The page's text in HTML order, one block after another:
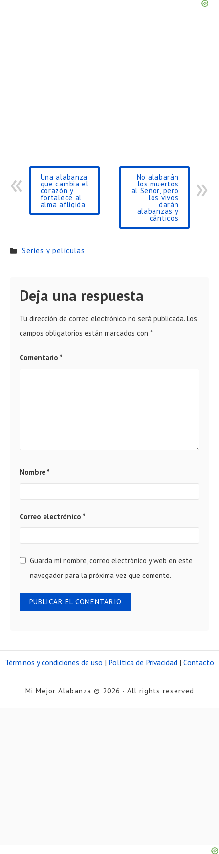
Una alabanza
que cambia el
corazón y
fortalece al
alma afligida
No alabarán
los muertos
al Señor, pero
los vivos
darán
alabanzas y
cánticos
Series y películas
Deja una respuesta
Tu dirección de correo electrónico no será publicada. Los
campos obligatorios están marcados con *
Comentario *
Nombre *
Correo electrónico *
Guarda mi nombre, correo electrónico y web en este
navegador para la próxima vez que comente.
Términos y condiciones de uso | Política de Privacidad | Contacto
Mi Mejor Alabanza © 2026 · All rights reserved